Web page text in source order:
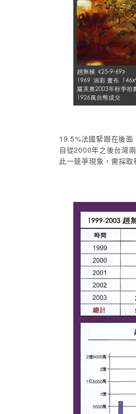
19.5%法國緊跟在後
自從2000年之後台灣
此一競爭現象，需採